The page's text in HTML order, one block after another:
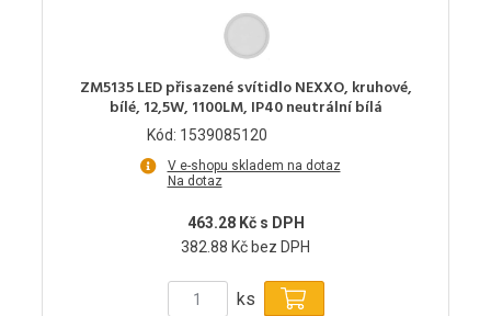
ZM5135 LED přisazené svítidlo NEXXO, kruhové,
bílé, 12,5W, 1100LM, IP40 neutrální bílá
Kód: 1539085120
V e-shopu skladem na dotaz
Na dotaz
463.28 Kč s DPH
382.88 Kč bez DPH
ks